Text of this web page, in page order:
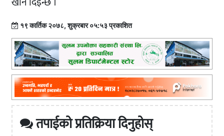
१९ कार्तिक २०७८, शुक्रबार ०५:५३ प्रकाशित
तपाईको प्रतिक्रिया दिनुहोस्